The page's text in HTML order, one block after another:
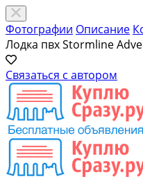
Фотографии Описание
Лодка пвх Stormline
Связаться с автором